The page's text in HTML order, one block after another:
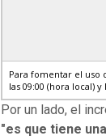
Para fomentar el uso
las 09:00 (hora local)
Por un lado, el
"es que tiene